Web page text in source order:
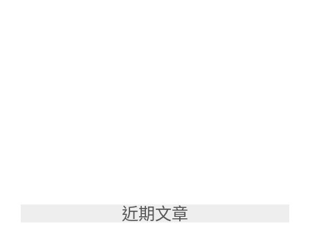
近期文章